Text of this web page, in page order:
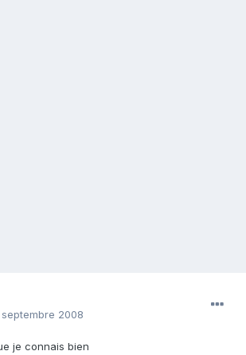
septembre 2008
je connais bien